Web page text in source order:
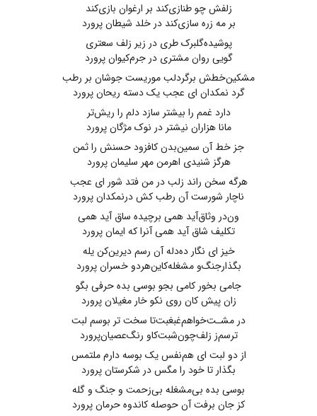
زلفش چو طنازی‌کند بر ارغوان بازی‌کند
بر مه زره سازی‌کند در خلد شیطان پرورد
پوشیده‌گلبرک طری در زیر زلف سعتری
گویی روان مشتری در جرم‌کیوان پرورد
مشکین‌خطش برگردلب ‌موریست‌ جوشان بر رطب
گرد نمکدان ای ‌عجب یک‌ دسته ریحان پرورد
دارد غمم را بیشتر سازد دلم را ریش‌تر
مانا هزاران نیشتر در نوک مژگان پرورد
جز خط آن سمین‌بدن کافزود حسنش را ثمن
هرگز شنیدی اهرمن مهر سلیمان پرورد
هرگه سخن راند زلب در من ‌فتد شور ای عجب
ناچار شورست ‌آن ‌رطب کش ‌درنمکدان‌ پرورد
ون‌در وثاق‌آید همی برچیده ساق آید همی
تکلیف شاق آید همی آنرا که ایمان پرورد
خیز ای نگار ده‌دله آن رسم دیرین‌کن یله
بگذارجنگ‌و مشغله‌کاین‌هردو خسران پرورد
جامی بخور کامی بجو بوسی بده حرفی بگو
زان پیش کان روی نکو خار مغیلان پرورد
در مشـت‌خواهم‌غبغبت‌تا سخت تر بوسم‌ لبت
ترسم‌ز زلف‌چون‌شبت‌کاو رنگ‌عصیان‌پرورد
از دو لبت ای هم‌نفس یک بوسه دارم ملتمس
بگذار تا خود را مگس در شکرستان پرورد
بوسی بده بی‌مشغله بی‌زحمت و جنگ و گله
کز جان‌ برفت آن‌ حوصله‌ کاندوه حرمان پرورد